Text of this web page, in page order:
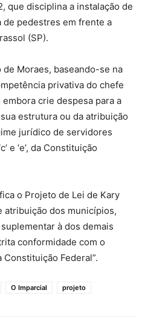
que disciplina a instalação de
de pedestres em frente a
(SP).
Moraes, baseando-se na
privativa do chefe
crie despesa para a
estrutura ou da atribuição
jurídico de servidores
e ‘e’, da Constituição
o Projeto de Lei de Kary
atribuição dos municípios,
à dos demais
conformidade com o
Federal”.
O Imparcial projeto